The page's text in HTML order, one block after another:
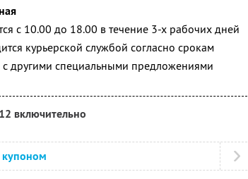
с 10.00 до 18.00 в течение 3-х рабочих дней
курьерской службой согласно срокам
с другими специальными предложениями
включительно
купоном